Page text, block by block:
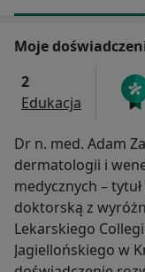
Moje
2
Edukacja
Dr n. med. Adam
dermatologii i
medycznych –
doktorską z
Lekarskiego
Jagiellońskiego w